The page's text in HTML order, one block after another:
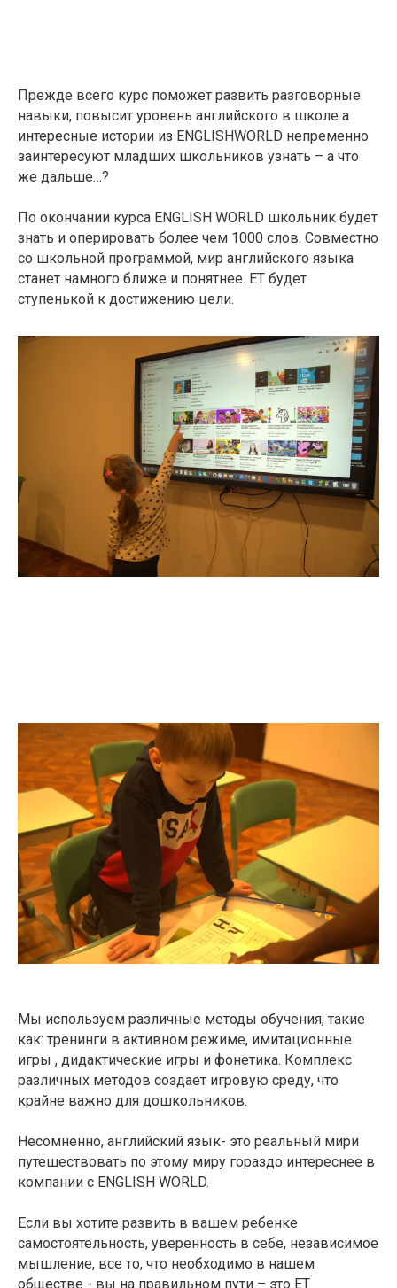
Прежде всего курс поможет развить разговорные
навыки, повысит уровень английского в школе а
интересные истории из ENGLISHWORLD непременно
заинтересуют младших школьников узнать – а что
же дальше…?
По окончании курса ENGLISH WORLD школьник будет
знать и оперировать более чем 1000 слов. Совместно
со школьной программой, мир английского языка
станет намного ближе и понятнее. ET будет
ступенькой к достижению цели.
Мы используем различные методы обучения, такие
как: тренинги в активном режиме, имитационные
игры , дидактические игры и фонетика. Комплекс
различных методов создает игровую среду, что
крайне важно для дошкольников.
Несомненно, английский язык- это реальный мири
путешествовать по этому миру гораздо интереснее в
компании с ENGLISH WORLD.
Если вы хотите развить в вашем ребенке
самостоятельность, уверенность в себе, независимое
мышление, все то, что необходимо в нашем
обществе - вы на правильном пути – это ET.